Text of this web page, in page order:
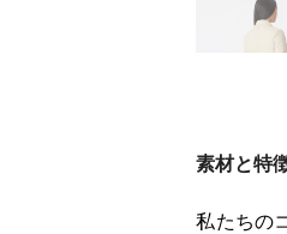
素材と特
私たちの